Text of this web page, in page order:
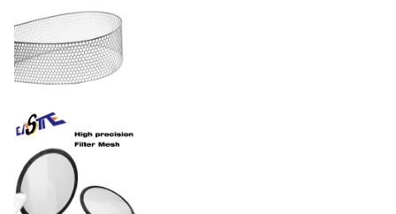
Ανεκτικότητα
Επεξεργασία επιφάνειας